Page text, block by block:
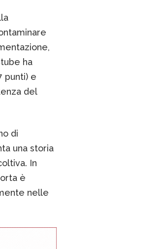
ha
punti) e
del
di
una storia
In
è
nelle